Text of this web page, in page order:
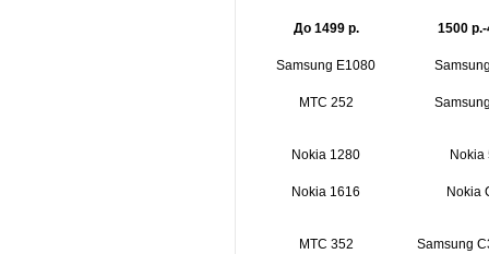
До 1499 р. 1500
Samsung E1080
МТС 252
Nokia 1280 Nokia
Nokia 1616 Nokia
МТС 352 Samsung